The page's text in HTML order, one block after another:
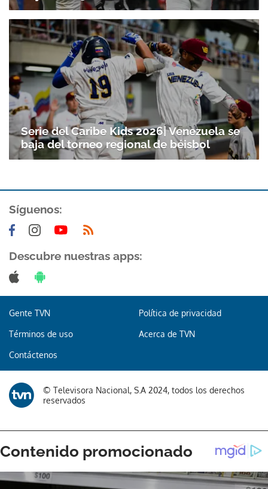
Gracias por suscribirte a nuestro boletín.
Serie del Caribe Kids 2026| Venezuela se
baja del torneo regional de béisbol
Síguenos:
Descubre nuestras apps:
Gente TVN Política de privacidad
Términos de uso Acerca de TVN
Contáctenos
© Televisora Nacional, S.A 2024, todos los derechos
reservados